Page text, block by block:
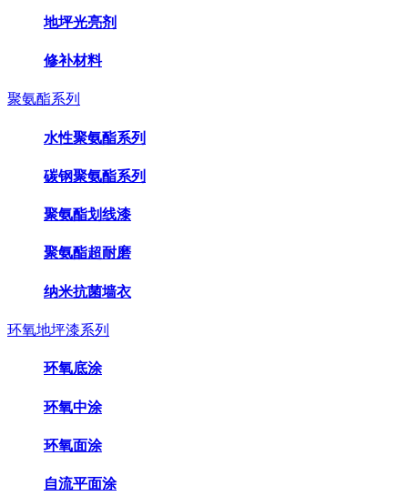
地坪光亮剂
修补材料
聚氨酯系列
水性聚氨酯系列
碳钢聚氨酯系列
聚氨酯划线漆
聚氨酯超耐磨
纳米抗菌墙衣
环氧地坪漆系列
环氧底涂
环氧中涂
环氧面涂
自流平面涂